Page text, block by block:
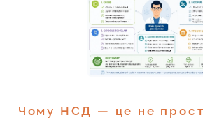
Чому НСД — це не